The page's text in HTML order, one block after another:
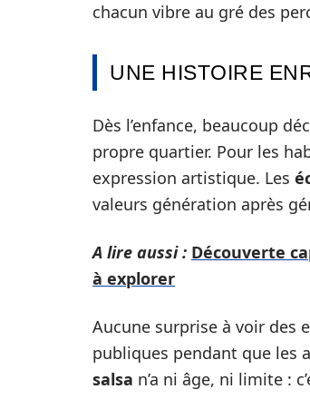
chacun vibre au gré des
UNE HISTOIRE
Dès l’enfance, beaucoup
propre quartier. Pour les
expression artistique. Les
valeurs génération après
A lire aussi : Découverte
à explorer
Aucune surprise à voir des
publiques pendant que les
salsa n’a ni âge, ni limite :